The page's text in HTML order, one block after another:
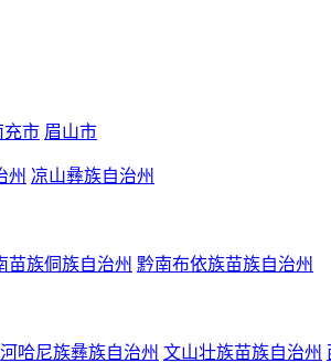
充市 眉山市
州 凉山彝族自治州
苗族侗族自治州 黔南布依族苗族自治州
哈尼族彝族自治州 文山壮族苗族自治州